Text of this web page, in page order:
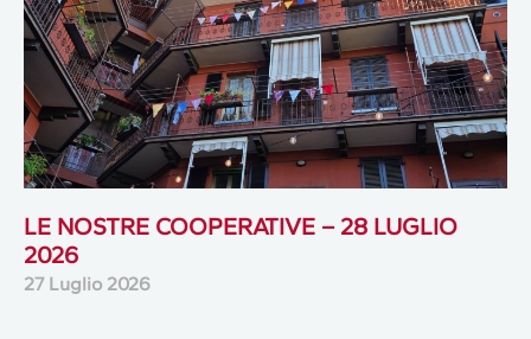
LE NOSTRE COOPERATIVE – 28 LUGLIO
2026
27 Luglio 2026